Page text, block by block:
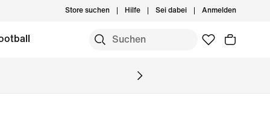
Store suchen Hilfe Sei dabei Anmelden